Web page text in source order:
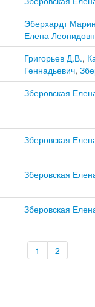
Эберхардт
Елена
Григорьев Д.В.,
Геннадьевич,
Зберовская
Зберовская
Зберовская
Зберовская
1 2